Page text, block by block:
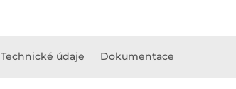
Technické údaje Dokumentace